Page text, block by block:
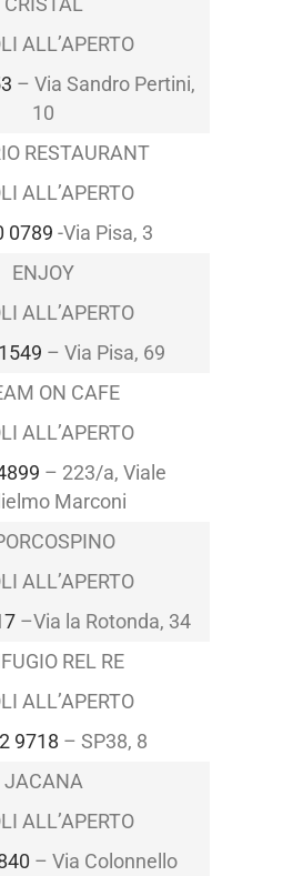
ALL’APERTO
– Via Sandro Pertini,
10
RESTAURANT
ALL’APERTO
0789 -Via Pisa, 3
ENJOY
ALL’APERTO
– Via Pisa, 69
ON CAFE
ALL’APERTO
– 223/a, Viale
Marconi
ALL’APERTO
–Via la Rotonda, 34
REL RE
ALL’APERTO
9718 – SP38, 8
JACANA
ALL’APERTO
– Via Colonnello